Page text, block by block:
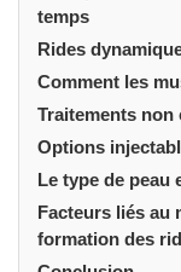
temps
Rides
Comment les
Traitements
Options
Le type de peau
Facteurs liés au
formation des